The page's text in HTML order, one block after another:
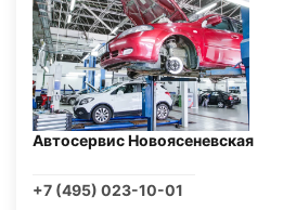
Автосервис Новоясеневская
+7 (495) 023-10-01